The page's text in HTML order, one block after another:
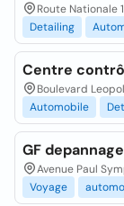
Route Nationale
Detailing
Centre
Boulevard
Automobile
GF depannage
Avenue Paul
Voyage